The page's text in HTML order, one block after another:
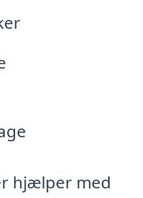
hjælper med